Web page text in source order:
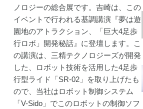
ノロジーの総合展です。吉崎は、この
イベントで行われる基調講演『夢は遊
園地のアトラクション、「巨大4足歩
行ロボ」開発秘話』に登壇します。こ
の講演は、三精テクノロジーズが開発
した、ロボット技術を活用した4足歩
行型ライド「SR-02」を取り上げたも
ので、当社はロボット制御システム
「V-Sido」でこのロボットの制御ソフ